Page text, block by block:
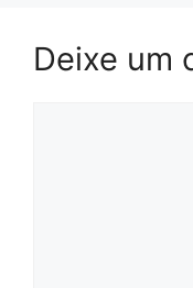
Deixe um